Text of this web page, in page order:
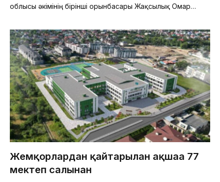
облысы әкімінің бірінші орынбасары Жақсылық Омар…
Жемқорлардан қайтарылған ақшаға 77
мектеп салынған